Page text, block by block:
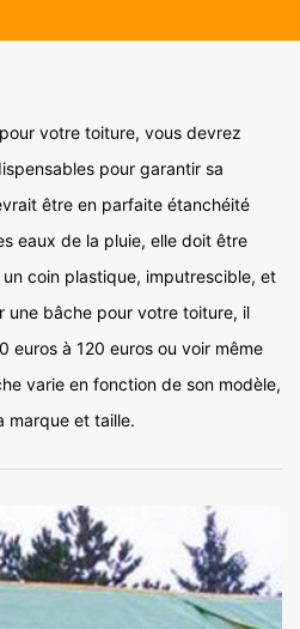
votre toiture, vous devrez
pour garantir sa
être en parfaite étanchéité
eaux de la pluie, elle doit être
coin plastique, imputrescible, et
une bâche pour votre toiture, il
à 120 euros ou voir même
varie en fonction de son modèle,
marque et taille.